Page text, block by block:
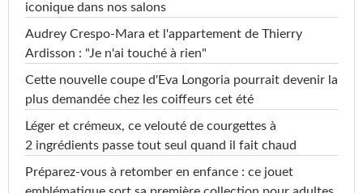
iconique dans nos salons
Audrey Crespo-Mara et l'appartement de Thierry
Ardisson : "Je n'ai touché à rien"
Cette nouvelle coupe d'Eva Longoria pourrait devenir la
plus demandée chez les coiffeurs cet été
Léger et crémeux, ce velouté de courgettes à
2 ingrédients passe tout seul quand il fait chaud
Préparez-vous à retomber en enfance : ce jouet